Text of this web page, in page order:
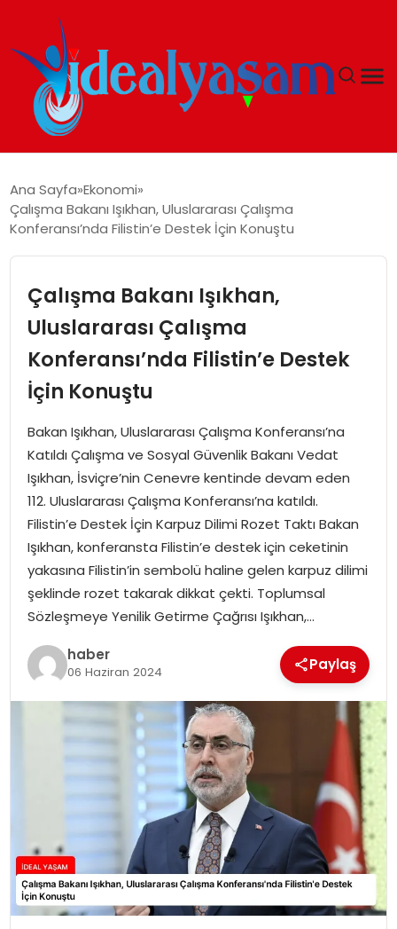
GÜNDEM
İDEAL YAŞAM
İDEAL SPOR
YAŞAM
MAGAZIN
SAĞLIK
SOSYAL HABER
Ana Sayfa Ekonomi
Çalışma Bakanı Işıkhan, Uluslararası Çalışma
Konferansı’nda Filistin’e Destek İçin Konuştu
Çalışma Bakanı Işıkhan,
Uluslararası Çalışma
Konferansı’nda Filistin’e Destek
İçin Konuştu
Bakan Işıkhan, Uluslararası Çalışma Konferansı’na
Katıldı Çalışma ve Sosyal Güvenlik Bakanı Vedat
Işıkhan, İsviçre’nin Cenevre kentinde devam eden
112. Uluslararası Çalışma Konferansı’na katıldı.
Filistin’e Destek İçin Karpuz Dilimi Rozet Taktı Bakan
Işıkhan, konferansta Filistin’e destek için ceketinin
yakasına Filistin’in sembolü haline gelen karpuz dilimi
şeklinde rozet takarak dikkat çekti. Toplumsal
Sözleşmeye Yenilik Getirme Çağrısı Işıkhan,…
haber
06 Haziran 2024 Paylaş